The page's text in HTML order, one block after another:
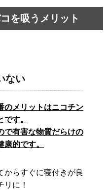
輩の正しい呼び方～気
スマナーと使い分け
臭い…つまむとにおう
を吸うメリット
ない
のメリットはニコチン
す。
で有害な物質だらけの
的です。
からすぐに寝付きが良
リに！